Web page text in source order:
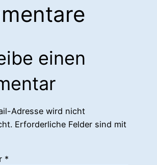
einen
Adresse wird nicht
Erforderliche Felder sind mit
*